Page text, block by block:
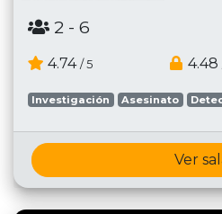
2 - 6
4.74 / 5 4.48
Investigación Asesinato
Ver